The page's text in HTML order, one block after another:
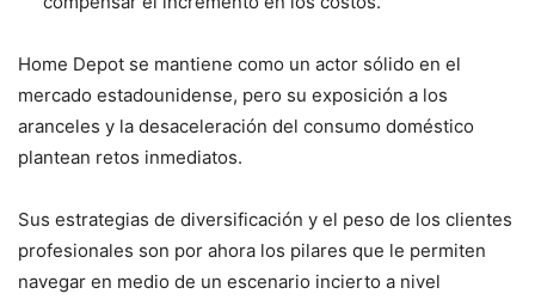
Home Depot se mantiene como un actor sólido en el
mercado estadounidense, pero su exposición a los
aranceles y la desaceleración del consumo doméstico
plantean retos inmediatos.
Sus estrategias de diversificación y el peso de los clientes
profesionales son por ahora los pilares que le permiten
navegar en medio de un escenario incierto a nivel